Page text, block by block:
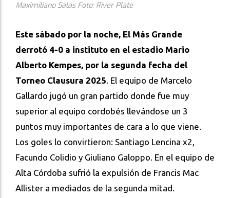
Maximiliano Salas Foto: River Plate
Este sábado por la noche, El Más Grande
derrotó 4-0 a instituto en el estadio Mario
Alberto Kempes, por la segunda fecha del
Torneo Clausura 2025. El equipo de Marcelo
Gallardo jugó un gran partido donde fue muy
superior al equipo cordobés llevándose un 3
puntos muy importantes de cara a lo que viene.
Los goles lo convirtieron: Santiago Lencina x2,
Facundo Colidio y Giuliano Galoppo. En el equipo de
Alta Córdoba sufrió la expulsión de Francis Mac
Allister a mediados de la segunda mitad.